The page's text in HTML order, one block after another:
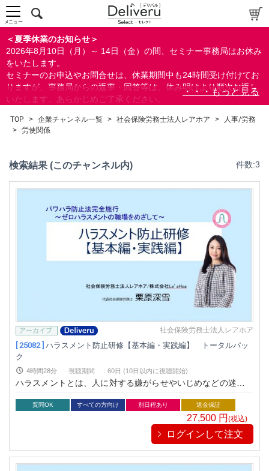
＜夏季休業のお知らせ＞
2026年8月10日（月）～ 14日（金）の間、セミナー事務局はお休み
をいたします。
セミナーのお申込やお問合せは、休業期間中も24時間受け付けてお
りますが、事務局からの返事・回答等は、休み明けより順次お返し
いたします。あらかじめご了承ください。
ができます。
メニュー
TOP > 企業チャンネル一覧 > 社会保険労務士法人レアホア >
人事/労務
> 労使関係
検索結果 (このチャンネル内) 件数:3
社会保険労務士法人レアホア
[ 25082 ] ハラスメント防止研修【基本編・実践編】 トータルパッ
ク
4時間28分 視聴期間 : 60日 (10日以内に視聴開始)
ハラスメントとは、人に対する嫌がらせやいじめなどの迷惑行
為を指します。知らず知らずのうちにハラスメント行為をして
しまっているかもしれません。ハラスメントに対する知識を深
めて、ゼロハラスメントの職場を目指しましょう。
質問OK すべての方向け 別日程あり 返金保証
27,500 円 (税込)
ログインして注文